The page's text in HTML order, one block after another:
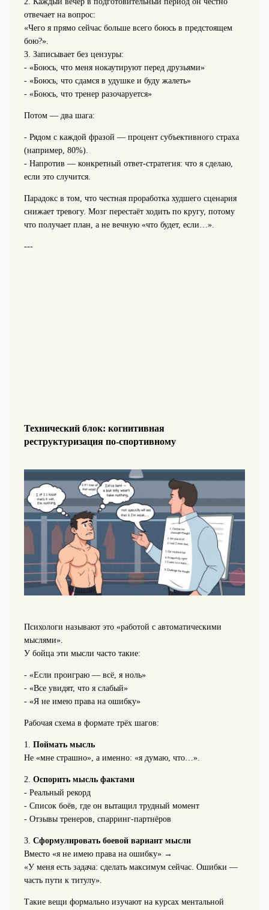
отвечает на вопрос:
«Чего я прямо сейчас больше всего боюсь в предстоящем
бою?».
3. Записывает без цензуры:
- «Боюсь, что меня нокаутируют перед друзьями»
- «Боюсь, что сдамся в удушке и буду жалеть»
- «Боюсь, что тренер разочаруется»
Потом — два шага:
- Рядом с каждой фразой — процент субъективного страха
(например, 80%).
- Напротив — конкретный ответ-стратегия: что я сделаю,
если это случится.
Парадокс в том, что честная проработка худшего сценария
снижает тревогу. Мозг перестаёт ходить по кругу, потому
что получает план, а не вечную «что будет, если…».
---
Технический блок: когнитивная
реструктуризация по-спортивному
Психологи называют это «работой с автоматическими
мыслями».
У бойца эти мысли часто такие:
- «Если проиграю — всё, я ноль»
- «Все увидят, что я слабый»
- «Я не имею права на ошибку»
Рабочая схема в формате трёх шагов:
1. Поймать мысль
Не «мне страшно», а именно: «я думаю, что…».
2. Оспорить мысль фактами
- Реальный рекорд
- Список боёв, где он вытащил трудный момент
- Отзывы тренеров, спарринг-партнёров
3. Сформулировать боевой вариант мысли
Вместо «я не имею права на ошибку» →
«У меня есть задача: сделать максимум сейчас. Ошибки —
часть пути к титулу».
Такие вещи формально изучают на курсах ментальной